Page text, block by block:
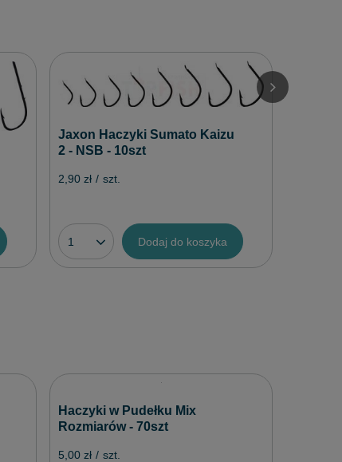
Jaxon Haczyki Sumato Kaizu
2 - NSB - 10szt
2,90 zł / szt.
Dodaj do koszyka
Haczyki w Pudełku Mix
Rozmiarów - 70szt
5,00 zł / szt.